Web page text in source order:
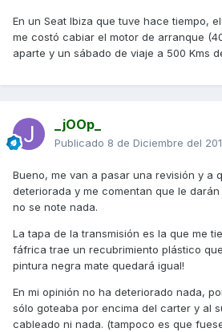
En un Seat Ibiza que tuve hace tiempo,
me costó cabiar el motor de arranque
aparte y un sábado de viaje a 500 Kms
_jOOp_
Publicado 8 de Diciembre del
Bueno, me van a pasar una revisión y a
deteriorada y me comentan que le
no se note nada.
La tapa de la transmisión es la que me
fáfrica trae un recubrimiento plástico
pintura negra mate quedará igual!
En mi opinión no ha deteriorado nada,
sólo goteaba por encima del carter y al
cableado ni nada. (tampoco es que